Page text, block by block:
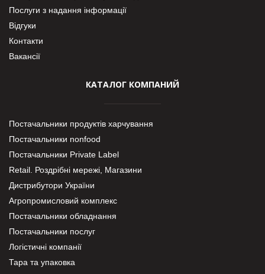
Послуги з надання інформації
Відгуки
Контакти
Вакансії
КАТАЛОГ КОМПАНИЙ
Постачальники продуктів харчування
Постачальники nonfood
Постачальники Private Label
Retail. Роздрібні мережі, Магазини
Дистрибутори України
Агропромисловий комплекс
Постачальники обладнання
Постачальники послуг
Логістичні компанії
Тара та упаковка